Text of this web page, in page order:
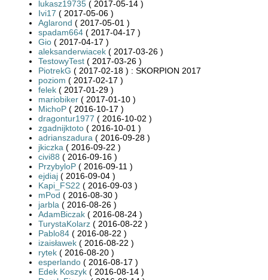
lukasz19735 ( 2017-05-14 )
Ivi17 ( 2017-05-06 )
Aglarond ( 2017-05-01 )
spadam664 ( 2017-04-17 )
Gio ( 2017-04-17 )
aleksanderwiacek ( 2017-03-26 )
TestowyTest ( 2017-03-26 )
PiotrekG ( 2017-02-18 ) : SKORPION 2017
poziom ( 2017-02-17 )
felek ( 2017-01-29 )
mariobiker ( 2017-01-10 )
MichoP ( 2016-10-17 )
dragontur1977 ( 2016-10-02 )
zgadnijktoto ( 2016-10-01 )
adrianszadura ( 2016-09-28 )
jkiczka ( 2016-09-22 )
civi88 ( 2016-09-16 )
PrzybyloP ( 2016-09-11 )
ejdiaj ( 2016-09-04 )
Kapi_FS22 ( 2016-09-03 )
mPod ( 2016-08-30 )
jarbla ( 2016-08-26 )
AdamBiczak ( 2016-08-24 )
TurystaKolarz ( 2016-08-22 )
Pablo84 ( 2016-08-22 )
izaisławek ( 2016-08-22 )
rytek ( 2016-08-20 )
esperlando ( 2016-08-17 )
Edek Koszyk ( 2016-08-14 )